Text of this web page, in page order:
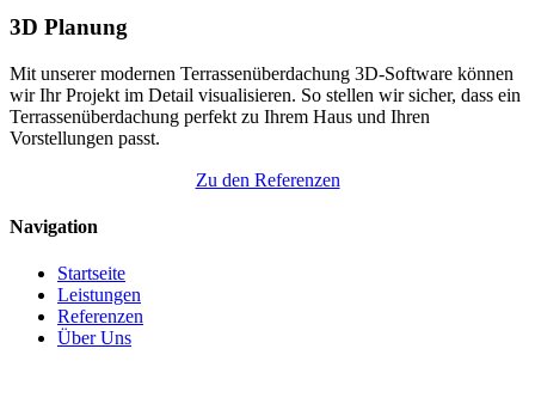
3D Planung
Mit unserer modernen Terrassenüberdachung 3D-Software können
wir Ihr Projekt im Detail visualisieren. So stellen wir sicher, dass ein
Terrassenüberdachung perfekt zu Ihrem Haus und Ihren
Vorstellungen passt.
Zu den Referenzen
Navigation
Startseite
Leistungen
Referenzen
Über Uns